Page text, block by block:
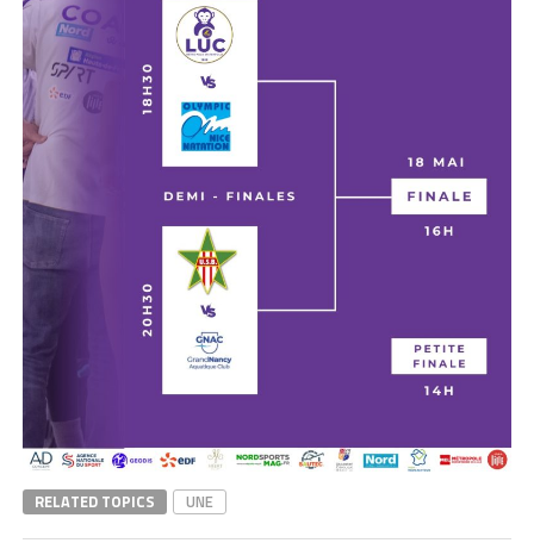
RELATED TOPICS UNE